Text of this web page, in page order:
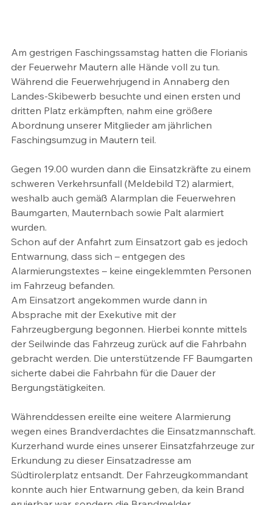
Am gestrigen Faschingssamstag hatten die Florianis
der Feuerwehr Mautern alle Hände voll zu tun.
Während die Feuerwehrjugend in Annaberg den
Landes-Skibewerb besuchte und einen ersten und
dritten Platz erkämpften, nahm eine größere
Abordnung unserer Mitglieder am jährlichen
Faschingsumzug in Mautern teil.
Gegen 19.00 wurden dann die Einsatzkräfte zu einem
schweren Verkehrsunfall (Meldebild T2) alarmiert,
weshalb auch gemäß Alarmplan die Feuerwehren
Baumgarten, Mauternbach sowie Palt alarmiert
wurden.
Schon auf der Anfahrt zum Einsatzort gab es jedoch
Entwarnung, dass sich – entgegen des
Alarmierungstextes – keine eingeklemmten Personen
im Fahrzeug befanden.
Am Einsatzort angekommen wurde dann in
Absprache mit der Exekutive mit der
Fahrzeugbergung begonnen. Hierbei konnte mittels
der Seilwinde das Fahrzeug zurück auf die Fahrbahn
gebracht werden. Die unterstützende FF Baumgarten
sicherte dabei die Fahrbahn für die Dauer der
Bergungstätigkeiten.
Währenddessen ereilte eine weitere Alarmierung
wegen eines Brandverdachtes die Einsatzmannschaft.
Kurzerhand wurde eines unserer Einsatzfahrzeuge zur
Erkundung zu dieser Einsatzadresse am
Südtirolerplatz entsandt. Der Fahrzeugkommandant
konnte auch hier Entwarnung geben, da kein Brand